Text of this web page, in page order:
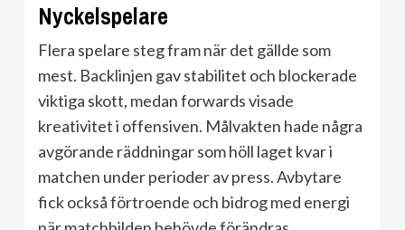
Nyckelspelare
Flera spelare steg fram när det gällde som
mest. Backlinjen gav stabilitet och blockerade
viktiga skott, medan forwards visade
kreativitet i offensiven. Målvakten hade några
avgörande räddningar som höll laget kvar i
matchen under perioder av press. Avbytare
fick också förtroende och bidrog med energi